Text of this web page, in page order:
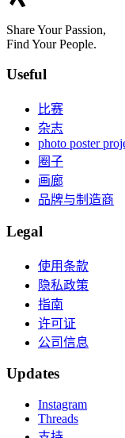
Share Your Passion,
Find Your People.
Useful
比赛
杂志
photo poster
圈子
画廊
品牌与制造商
Legal
使用条款
隐私政策
指南
许可证
公司信息
Updates
Instagram
Threads